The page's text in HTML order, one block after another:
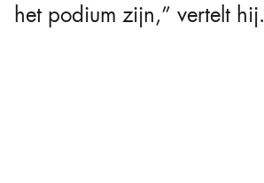
het podium zijn,” vertelt hij.